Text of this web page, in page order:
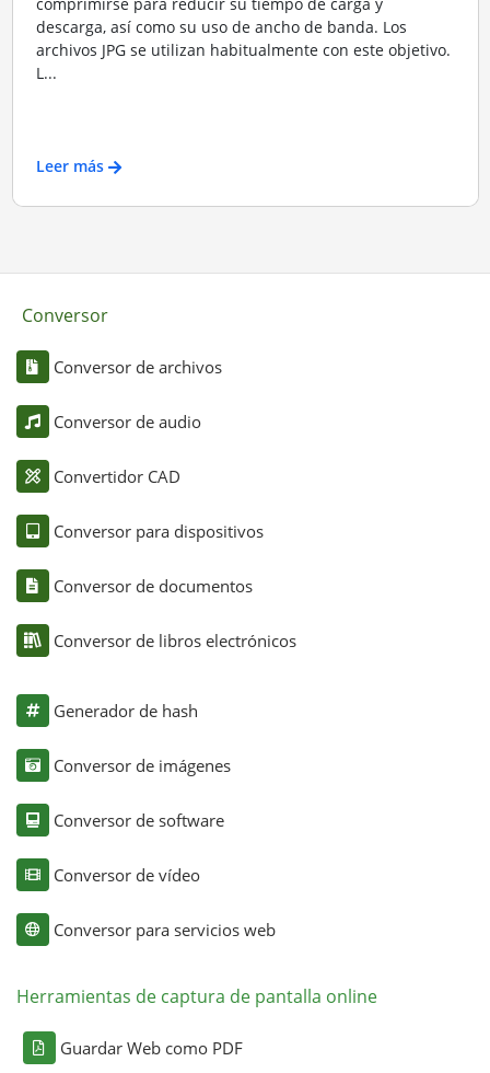
descarga, así como su uso de ancho de banda. Los
archivos JPG se utilizan habitualmente con este objetivo.
L...
Leer más
Conversor
Conversor de archivos
Conversor de audio
Convertidor CAD
Conversor para dispositivos
Conversor de documentos
Conversor de libros electrónicos
Generador de hash
Conversor de imágenes
Conversor de software
Conversor de vídeo
Conversor para servicios web
Herramientas de captura de pantalla online
Guardar Web como PDF